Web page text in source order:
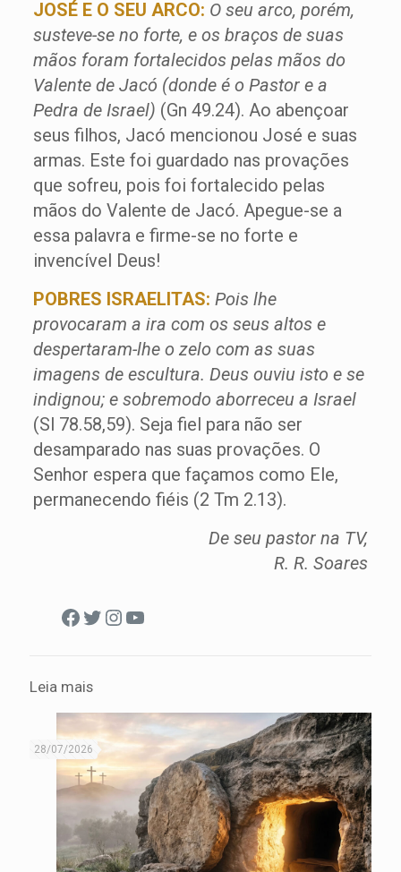
JOSÉ E O SEU ARCO: O seu arco, porém,
susteve-se no forte, e os braços de suas
mãos foram fortalecidos pelas mãos do
Valente de Jacó (donde é o Pastor e a
Pedra de Israel) (Gn 49.24). Ao abençoar
seus filhos, Jacó mencionou José e suas
armas. Este foi guardado nas provações
que sofreu, pois foi fortalecido pelas
mãos do Valente de Jacó. Apegue-se a
essa palavra e firme-se no forte e
invencível Deus!
POBRES ISRAELITAS: Pois lhe
provocaram a ira com os seus altos e
despertaram-lhe o zelo com as suas
imagens de escultura. Deus ouviu isto e se
indignou; e sobremodo aborreceu a Israel
(Sl 78.58,59). Seja fiel para não ser
desamparado nas suas provações. O
Senhor espera que façamos como Ele,
permanecendo fiéis (2 Tm 2.13).
De seu pastor na TV,
R. R. Soares
Facebook
Twitter
Instagram
Youtube
Leia mais
28/07/2026